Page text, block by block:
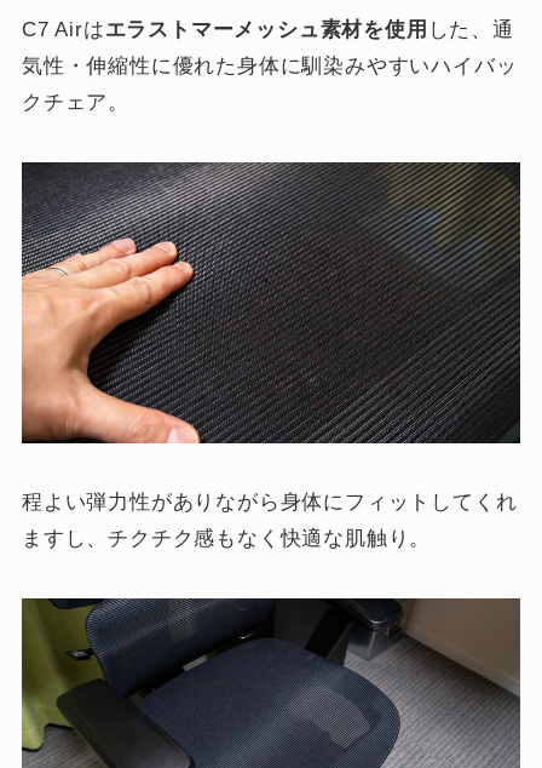
C7 Airはエラストマーメッシュ素材を使用 した、通
気性・伸縮性に優れた身体に馴染みやすいハイバッ
クチェア。
程よい弾力性がありながら身体にフィットしてくれ
ますし、チクチク感もなく快適な肌触り。